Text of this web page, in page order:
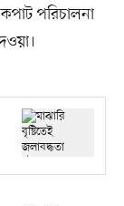
পরিচালনা